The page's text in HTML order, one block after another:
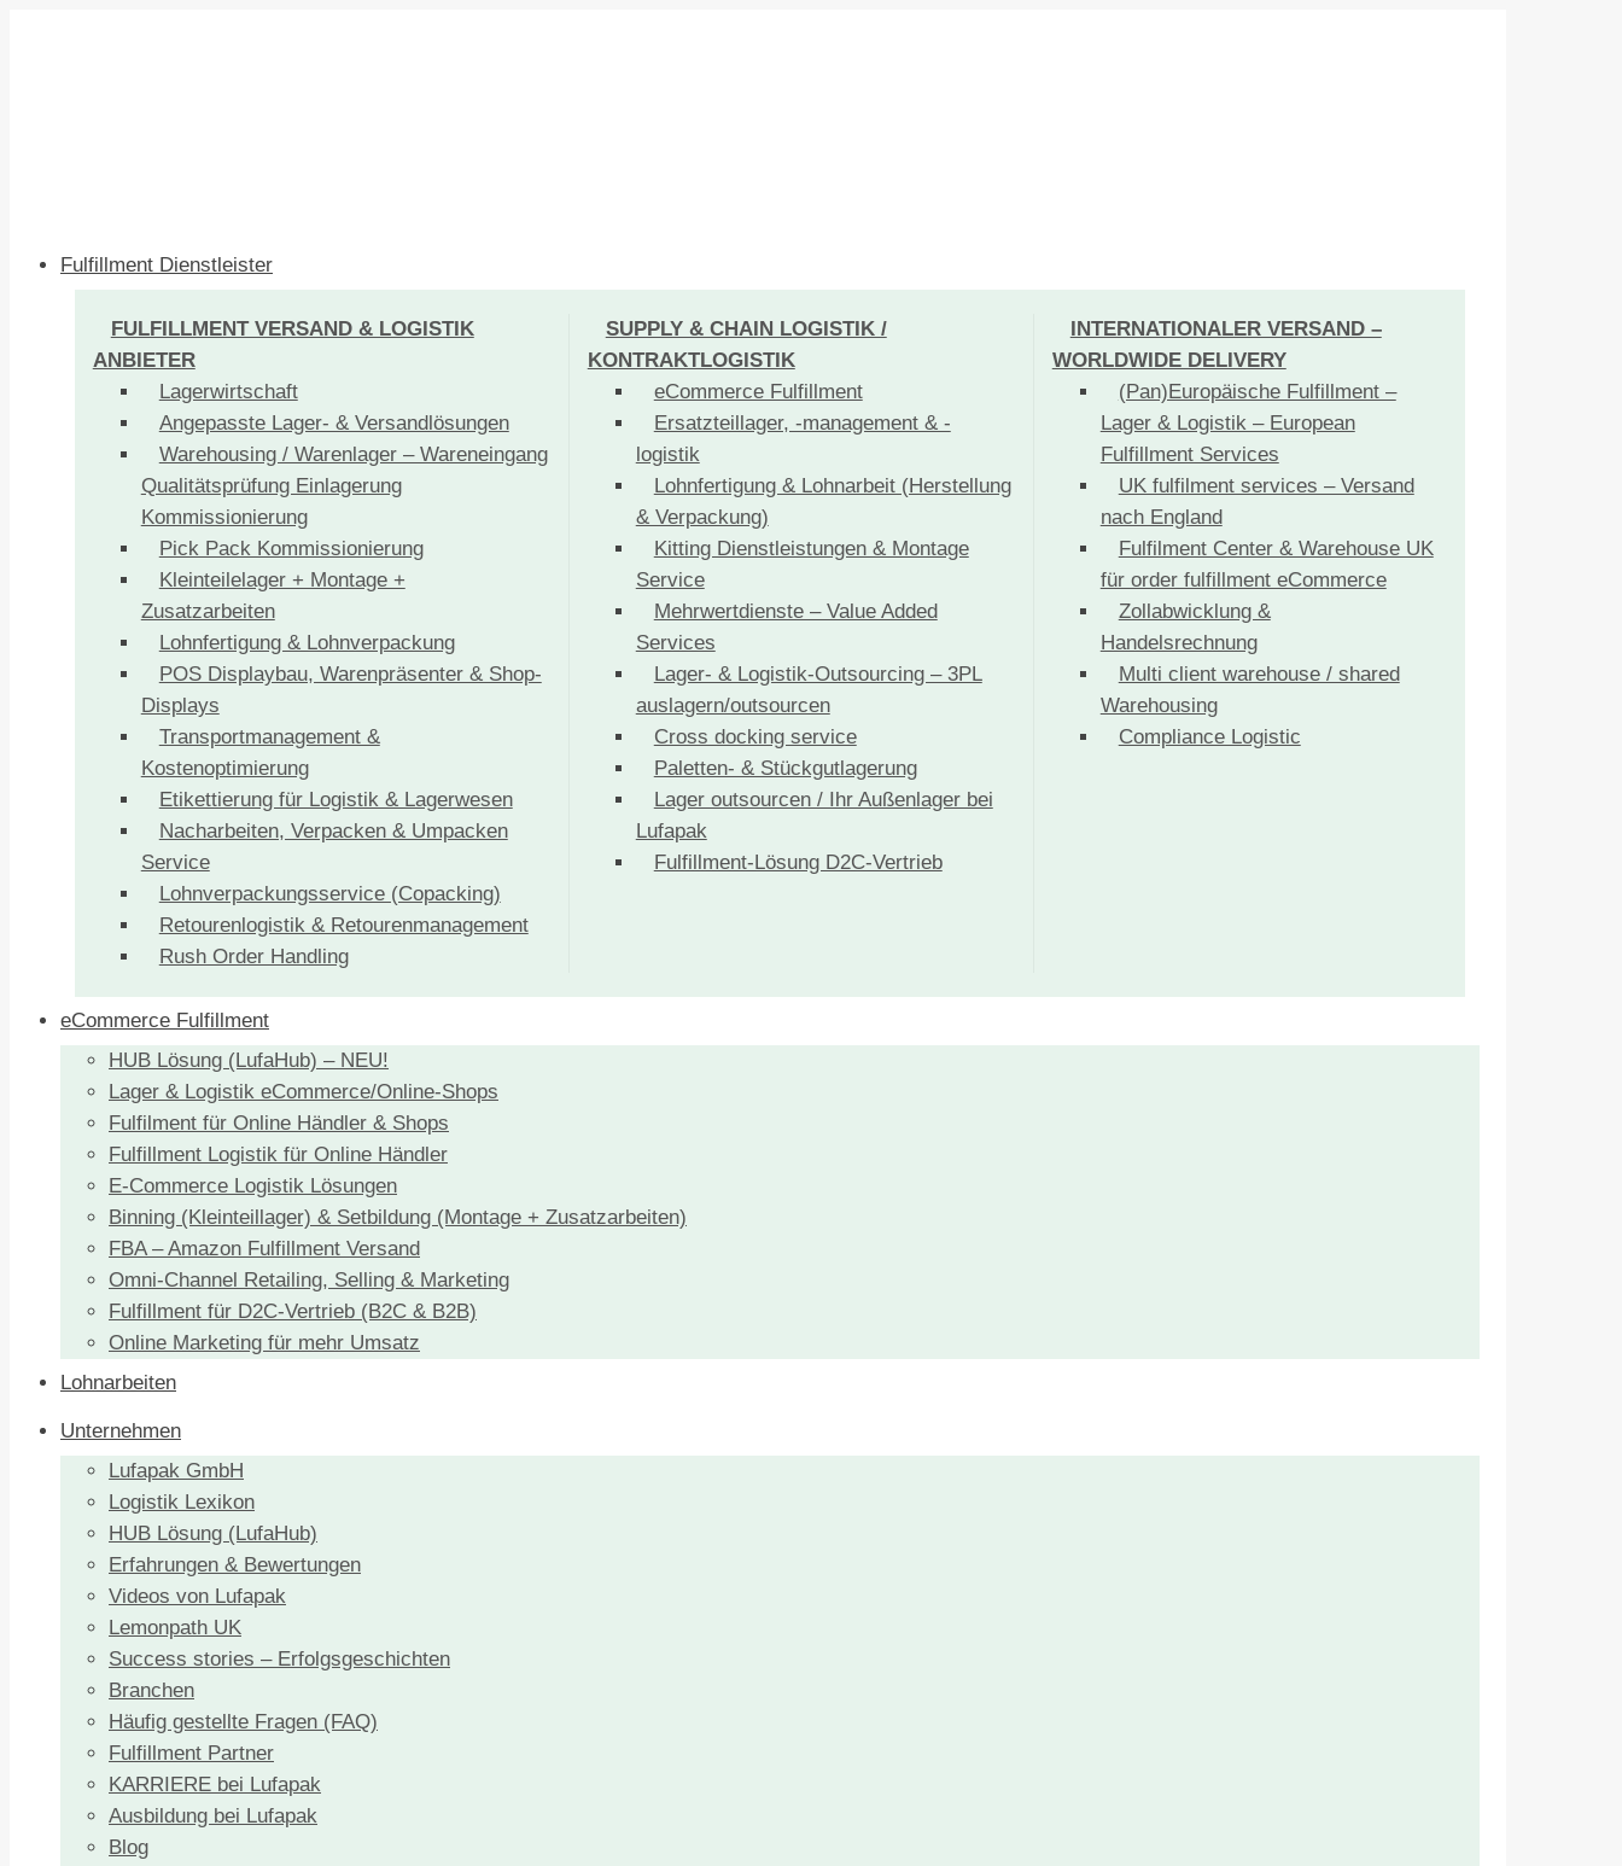
Fulfillment Dienstleister
FULFILLMENT VERSAND & LOGISTIK
ANBIETER
Lagerwirtschaft
Angepasste Lager- & Versandlösungen
Warehousing / Warenlager – Wareneingang
Qualitätsprüfung Einlagerung
Kommissionierung
Pick Pack Kommissionierung
Kleinteilelager + Montage +
Zusatzarbeiten
Lohnfertigung & Lohnverpackung
POS Displaybau, Warenpräsenter & Shop-
Displays
Transportmanagement &
Kostenoptimierung
Etikettierung für Logistik & Lagerwesen
Nacharbeiten, Verpacken & Umpacken
Service
Lohnverpackungsservice (Copacking)
Retourenlogistik & Retourenmanagement
Rush Order Handling
SUPPLY & CHAIN LOGISTIK /
KONTRAKTLOGISTIK
eCommerce Fulfillment
Ersatzteillager, -management & -
logistik
Lohnfertigung & Lohnarbeit (Herstellung
& Verpackung)
Kitting Dienstleistungen & Montage
Service
Mehrwertdienste – Value Added
Services
Lager- & Logistik-Outsourcing – 3PL
auslagern/outsourcen
Cross docking service
Paletten- & Stückgutlagerung
Lager outsourcen / Ihr Außenlager bei
Lufapak
Fulfillment-Lösung D2C-Vertrieb
INTERNATIONALER VERSAND –
WORLDWIDE DELIVERY
(Pan)Europäische Fulfillment –
Lager & Logistik – European
Fulfillment Services
UK fulfilment services – Versand
nach England
Fulfilment Center & Warehouse UK
für order fulfillment eCommerce
Zollabwicklung &
Handelsrechnung
Multi client warehouse / shared
Warehousing
Compliance Logistic
eCommerce Fulfillment
HUB Lösung (LufaHub) – NEU!
Lager & Logistik eCommerce/Online-Shops
Fulfilment für Online Händler & Shops
Fulfillment Logistik für Online Händler
E-Commerce Logistik Lösungen
Binning (Kleinteillager) & Setbildung (Montage + Zusatzarbeiten)
FBA – Amazon Fulfillment Versand
Omni-Channel Retailing, Selling & Marketing
Fulfillment für D2C-Vertrieb (B2C & B2B)
Online Marketing für mehr Umsatz
Lohnarbeiten
Unternehmen
Lufapak GmbH
Logistik Lexikon
HUB Lösung (LufaHub)
Erfahrungen & Bewertungen
Videos von Lufapak
Lemonpath UK
Success stories – Erfolgsgeschichten
Branchen
Häufig gestellte Fragen (FAQ)
Fulfillment Partner
KARRIERE bei Lufapak
Ausbildung bei Lufapak
Blog